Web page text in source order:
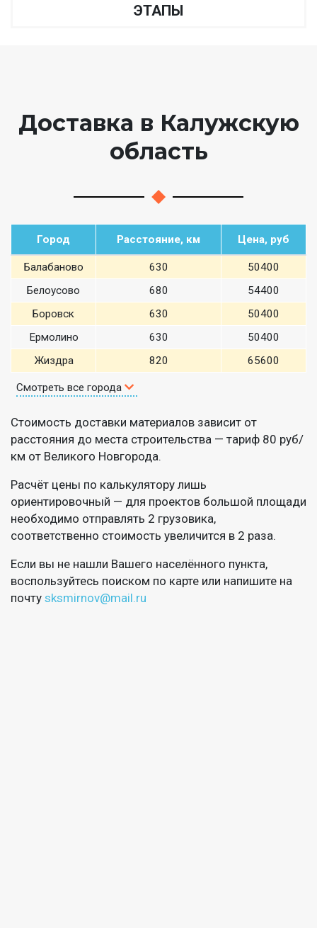
ЭТАПЫ
Доставка в Калужскую
область
Город Расстояние, км Цена, руб
Балабаново 630
50400
Белоусово
680
54400
Боровск
630
50400
Ермолино
630
50400
Жиздра
820 65600
Смотреть все города
Стоимость доставки материалов зависит от
расстояния до места строительства — тариф 80 руб/
км от Великого Новгорода.
Расчёт цены по калькулятору лишь
ориентировочный — для проектов большой площади
необходимо отправлять 2 грузовика,
соответственно стоимость увеличится в 2 раза.
Если вы не нашли Вашего населённого пункта,
воспользуйтесь поиском по карте или напишите на
почту sksmirnov@mail.ru